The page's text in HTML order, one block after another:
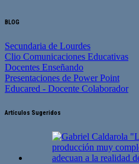
BLOG
Secundaria de Lourdes
Clio Comunicaciones Educativas
Docentes Enseñando
Presentaciones de Power Point
Educared - Docente Colaborador
Artículos Sugeridos